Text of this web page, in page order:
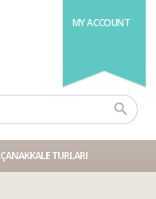
MY ACCOUNT
ÇANAKKALE TURLARI